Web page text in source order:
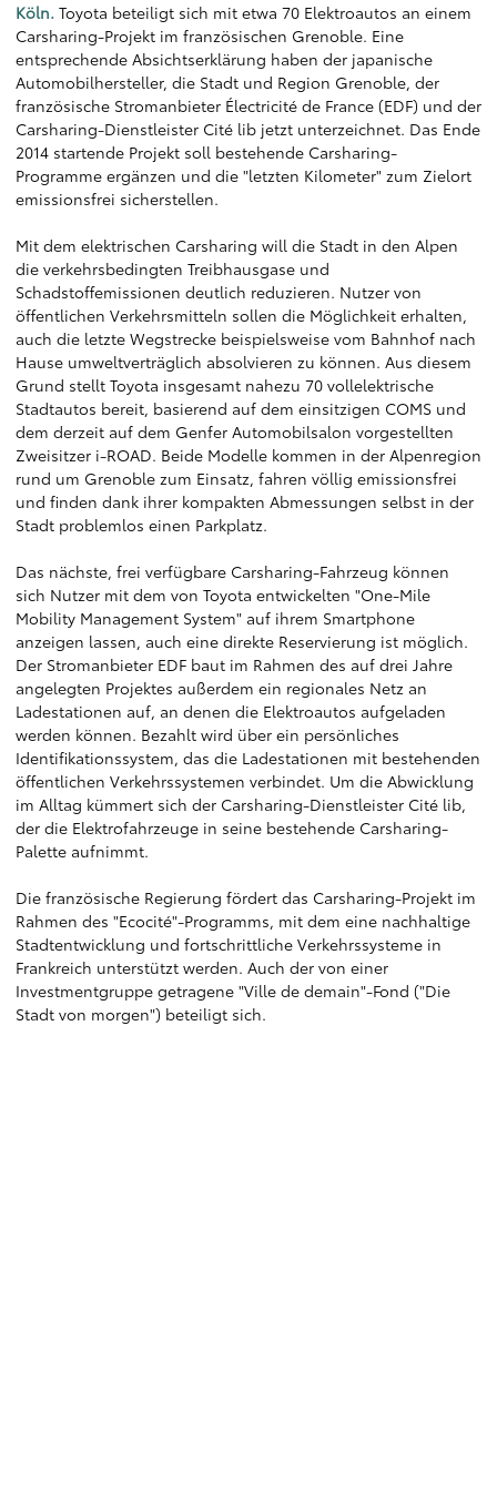
Köln. Toyota beteiligt sich mit etwa 70 Elektroautos an einem
Carsharing-Projekt im französischen Grenoble. Eine
entsprechende Absichtserklärung haben der japanische
Automobilhersteller, die Stadt und Region Grenoble, der
französische Stromanbieter Électricité de France (EDF) und der
Carsharing-Dienstleister Cité lib jetzt unterzeichnet. Das Ende
2014 startende Projekt soll bestehende Carsharing-
Programme ergänzen und die "letzten Kilometer" zum Zielort
emissionsfrei sicherstellen.
Mit dem elektrischen Carsharing will die Stadt in den Alpen
die verkehrsbedingten Treibhausgase und
Schadstoffemissionen deutlich reduzieren. Nutzer von
öffentlichen Verkehrsmitteln sollen die Möglichkeit erhalten,
auch die letzte Wegstrecke beispielsweise vom Bahnhof nach
Hause umweltverträglich absolvieren zu können. Aus diesem
Grund stellt Toyota insgesamt nahezu 70 vollelektrische
Stadtautos bereit, basierend auf dem einsitzigen COMS und
dem derzeit auf dem Genfer Automobilsalon vorgestellten
Zweisitzer i-ROAD. Beide Modelle kommen in der Alpenregion
rund um Grenoble zum Einsatz, fahren völlig emissionsfrei
und finden dank ihrer kompakten Abmessungen selbst in der
Stadt problemlos einen Parkplatz.
Das nächste, frei verfügbare Carsharing-Fahrzeug können
sich Nutzer mit dem von Toyota entwickelten "One-Mile
Mobility Management System" auf ihrem Smartphone
anzeigen lassen, auch eine direkte Reservierung ist möglich.
Der Stromanbieter EDF baut im Rahmen des auf drei Jahre
angelegten Projektes außerdem ein regionales Netz an
Ladestationen auf, an denen die Elektroautos aufgeladen
werden können. Bezahlt wird über ein persönliches
Identifikationssystem, das die Ladestationen mit bestehenden
öffentlichen Verkehrssystemen verbindet. Um die Abwicklung
im Alltag kümmert sich der Carsharing-Dienstleister Cité lib,
der die Elektrofahrzeuge in seine bestehende Carsharing-
Palette aufnimmt.
Die französische Regierung fördert das Carsharing-Projekt im
Rahmen des "Ecocité"-Programms, mit dem eine nachhaltige
Stadtentwicklung und fortschrittliche Verkehrssysteme in
Frankreich unterstützt werden. Auch der von einer
Investmentgruppe getragene "Ville de demain"-Fond ("Die
Stadt von morgen") beteiligt sich.